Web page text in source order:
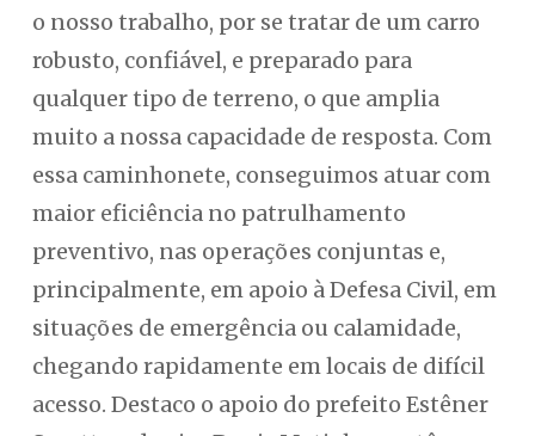
o nosso trabalho, por se tratar de um carro
robusto, confiável, e preparado para
qualquer tipo de terreno, o que amplia
muito a nossa capacidade de resposta. Com
essa caminhonete, conseguimos atuar com
maior eficiência no patrulhamento
preventivo, nas operações conjuntas e,
principalmente, em apoio à Defesa Civil, em
situações de emergência ou calamidade,
chegando rapidamente em locais de difícil
acesso. Destaco o apoio do prefeito Estêner